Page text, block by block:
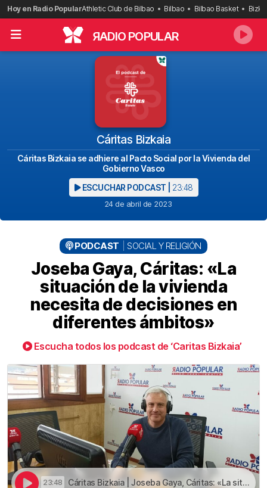
Saltar
al
contenido
Hoy en Radio PopularAthletic Club de Bilbao Bilbao Bilbao Basket
RADIO POPULAR
Cáritas Bizkaia
Cáritas Bizkaia se adhiere al Pacto Social por la Vivienda del
Gobierno Vasco
ESCUCHAR PODCAST | 23:48
24 de abril de 2023
PODCAST SOCIAL Y RELIGIÓN
Joseba Gaya, Cáritas: «La
situación de la vivienda
necesita de decisiones en
diferentes ámbitos»
Escucha todos los podcast de ‘Caritas Bizkaia’
23:48 Cáritas Bizkaia | Joseba Gaya, Cáritas: «La situación de la vivienda necesita de decisiones en diferentes ámbitos»